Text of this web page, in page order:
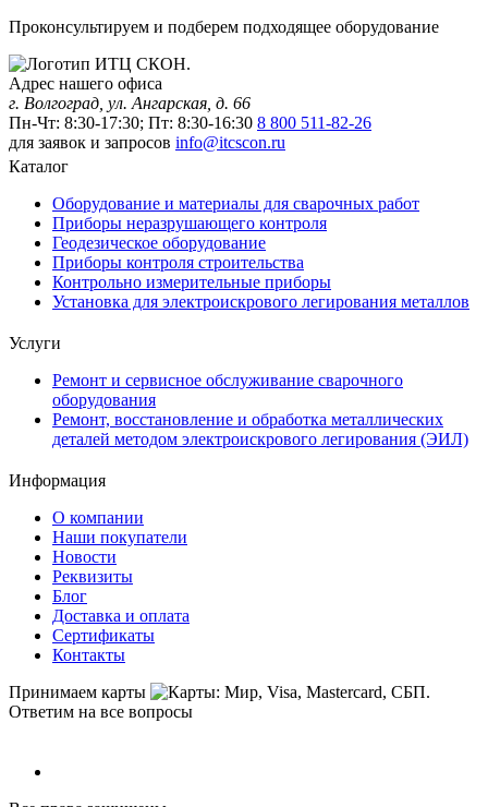
Проконсультируем и подберем подходящее оборудование
Адрес нашего офиса
г. Волгоград, ул. Ангарская, д. 66
Пн-Чт: 8:30-17:30; Пт: 8:30-16:30 8 800 511-82-26
для заявок и запросов info@itcscon.ru
Каталог
Оборудование и материалы для сварочных работ
Приборы неразрушающего контроля
Геодезическое оборудование
Приборы контроля строительства
Контрольно измерительные приборы
Установка для электроискрового легирования металлов
Услуги
Ремонт и сервисное обслуживание сварочного
оборудования
Ремонт, восстановление и обработка металлических
деталей методом электроискрового легирования (ЭИЛ)
Информация
О компании
Наши покупатели
Новости
Реквизиты
Блог
Доставка и оплата
Сертификаты
Контакты
Принимаем карты
Ответим на все вопросы